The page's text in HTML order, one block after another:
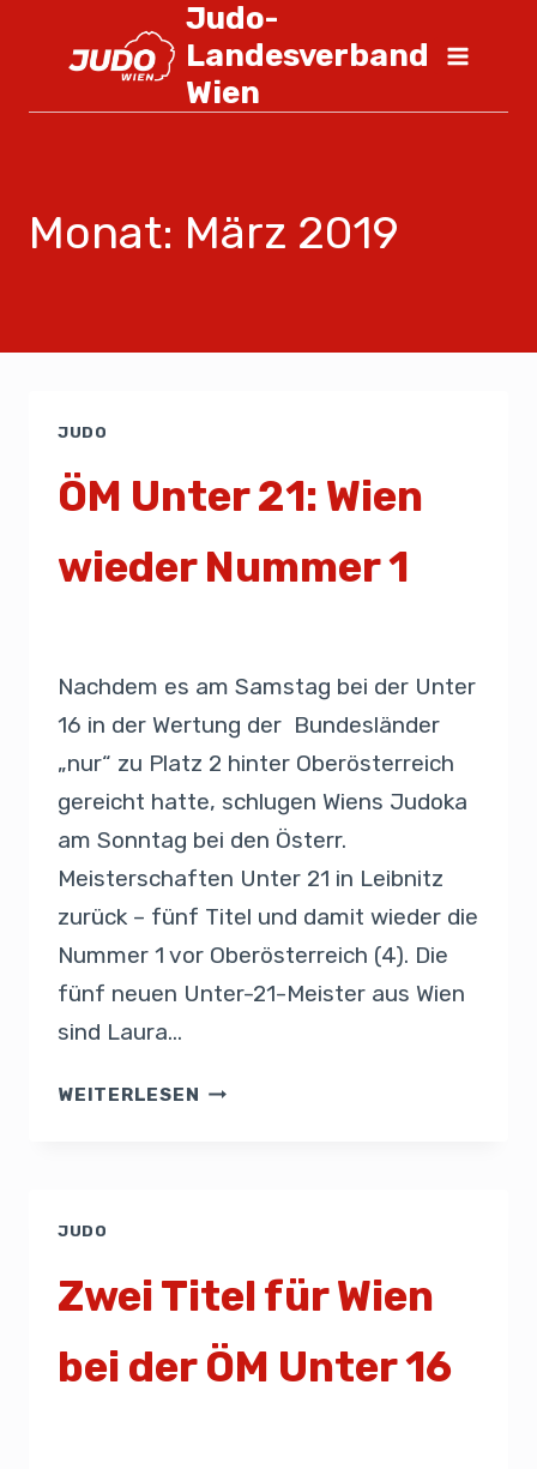
Judo-
Landesverband
Wien
Monat: März 2019
JUDO
ÖM Unter 21: Wien
wieder Nummer 1
Nachdem es am Samstag bei der Unter
16 in der Wertung der Bundesländer
„nur“ zu Platz 2 hinter Oberösterreich
gereicht hatte, schlugen Wiens Judoka
am Sonntag bei den Österr.
Meisterschaften Unter 21 in Leibnitz
zurück – fünf Titel und damit wieder die
Nummer 1 vor Oberösterreich (4). Die
fünf neuen Unter-21-Meister aus Wien
sind Laura…
WEITERLESEN
JUDO
Zwei Titel für Wien
bei der ÖM Unter 16